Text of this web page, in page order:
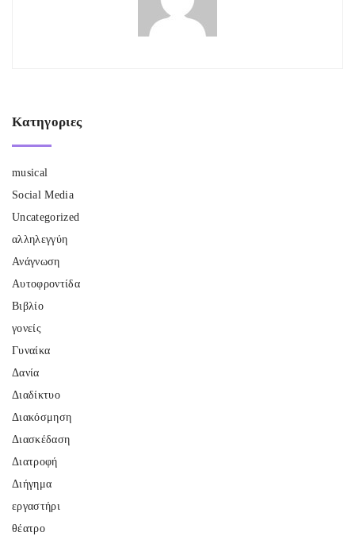
Κατηγοριες
musical
Social Media
Uncategorized
αλληλεγγύη
Ανάγνωση
Αυτοφροντίδα
Βιβλίο
γονείς
Γυναίκα
Δανία
Διαδίκτυο
Διακόσμηση
Διασκέδαση
Διατροφή
Διήγημα
εργαστήρι
θέατρο